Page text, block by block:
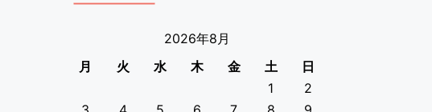
2026年8月
月
火 水 木 金 土
日
1
2